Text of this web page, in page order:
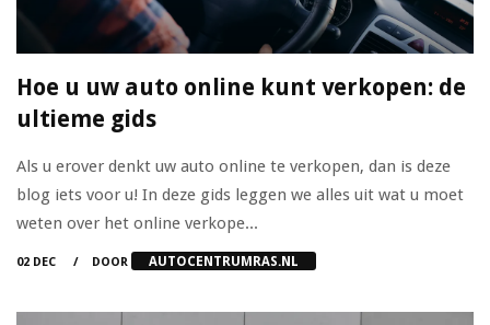
Hoe u uw auto online kunt verkopen: de
ultieme gids
Als u erover denkt uw auto online te verkopen, dan is deze
blog iets voor u! In deze gids leggen we alles uit wat u moet
weten over het online verkope...
02 DEC DOOR AUTOCENTRUMRAS.NL